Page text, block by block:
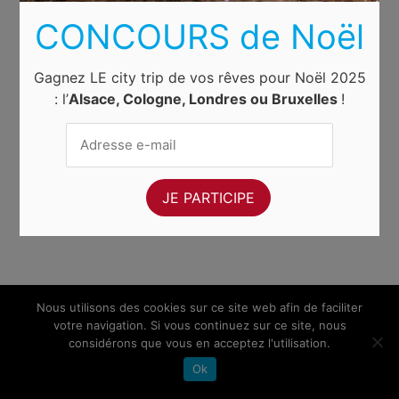
Nous utilisons des cookies sur ce site web afin de faciliter
votre navigation. Si vous continuez sur ce site, nous
considérons que vous en acceptez l'utilisation.
Ok
CONCOURS de Noël
Gagnez LE city trip de vos rêves pour Noël 2025
: l’Alsace, Cologne, Londres ou Bruxelles !